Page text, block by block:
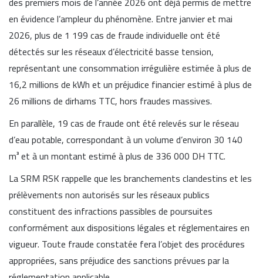
en évidence l’ampleur du phénomène. Entre janvier et mai
2026, plus de 1 199 cas de fraude individuelle ont été
détectés sur les réseaux d’électricité basse tension,
représentant une consommation irrégulière estimée à plus de
16,2 millions de kWh et un préjudice financier estimé à plus de
26 millions de dirhams TTC, hors fraudes massives.
En parallèle, 19 cas de fraude ont été relevés sur le réseau
d’eau potable, correspondant à un volume d’environ 30 140
m³ et à un montant estimé à plus de 336 000 DH TTC.
La SRM RSK rappelle que les branchements clandestins et les
prélèvements non autorisés sur les réseaux publics
constituent des infractions passibles de poursuites
conformément aux dispositions légales et réglementaires en
vigueur. Toute fraude constatée fera l’objet des procédures
appropriées, sans préjudice des sanctions prévues par la